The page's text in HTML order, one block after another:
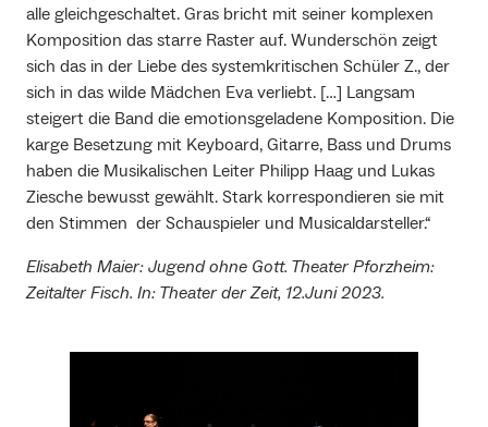
alle gleichgeschaltet. Gras bricht mit seiner komplexen
Komposition das starre Raster auf. Wunderschön zeigt
sich das in der Liebe des systemkritischen Schüler Z., der
sich in das wilde Mädchen Eva verliebt. […] Langsam
steigert die Band die emotionsgeladene Komposition. Die
karge Besetzung mit Keyboard, Gitarre, Bass und Drums
haben die Musikalischen Leiter Philipp Haag und Lukas
Ziesche bewusst gewählt. Stark korrespondieren sie mit
den Stimmen der Schauspieler und Musicaldarsteller.“
Elisabeth Maier: Jugend ohne Gott. Theater Pforzheim:
Zeitalter Fisch. In: Theater der Zeit, 12.Juni 2023.